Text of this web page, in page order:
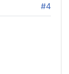
#4